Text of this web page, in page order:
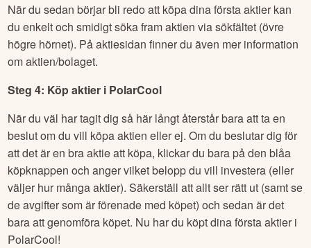
När du sedan börjar bli redo att köpa dina första aktier kan
du enkelt och smidigt söka fram aktien via sökfältet (övre
högre hörnet). På aktiesidan finner du även mer information
om aktien/bolaget.
Steg 4: Köp aktier i PolarCool
När du väl har tagit dig så här långt återstår bara att ta en
beslut om du vill köpa aktien eller ej. Om du beslutar dig för
att det är en bra aktie att köpa, klickar du bara på den blåa
köpknappen och anger vilket belopp du vill investera (eller
väljer hur många aktier). Säkerställ att allt ser rätt ut (samt se
de avgifter som är förenade med köpet) och sedan är det
bara att genomföra köpet. Nu har du köpt dina första aktier i
PolarCool!